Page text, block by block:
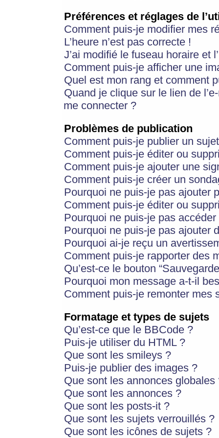
Préférences et réglages de
Comment puis-je modifier mes
L’heure n’est pas correcte !
J’ai modifié le fuseau horaire et
Comment puis-je afficher une
Quel est mon rang et comment
Quand je clique sur le lien de
me connecter ?
Problèmes de publication
Comment puis-je publier un
Comment puis-je éditer ou
Comment puis-je ajouter une
Comment puis-je créer un
Pourquoi ne puis-je pas ajouter
Comment puis-je éditer ou
Pourquoi ne puis-je pas
Pourquoi ne puis-je pas ajouter
Pourquoi ai-je reçu un
Comment puis-je rapporter des
Qu’est-ce le bouton
Pourquoi mon message a-t-il
Comment puis-je remonter mes
Formatage et types de sujets
Qu’est-ce que le BBCode ?
Puis-je utiliser du HTML ?
Que sont les smileys ?
Puis-je publier des images ?
Que sont les annonces globales
Que sont les annonces ?
Que sont les posts-it ?
Que sont les sujets verrouillés ?
Que sont les icônes de sujets ?